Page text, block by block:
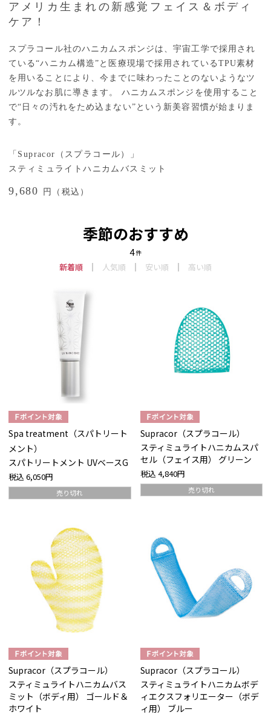
アメリカ生まれの新感覚フェイス＆ボディ
ケア！
スプラコール社のハニカムスポンジは、宇宙工学で採用され
ている“ハニカム構造”と医療現場で採用されているTPU素材
を用いることにより、今までに味わったことのないようなツ
ルツルなお肌に導きます。 ハニカムスポンジを使用すること
で“日々の汚れをため込まない”という新美容習慣が始まりま
す。
「Supracor（スプラコール）」
スティミュライトハニカムバスミット
9,680 円（税込）
季節のおすすめ
4件
新着順 人気順 安い順 高い順
Spa treatment（スパトリート
メント）
スパトリートメント UVベースG
税込 6,050円
売り切れ
Supracor（スプラコール）
スティミュライトハニカムスパ
セル（フェイス用） グリーン
税込 4,840円
売り切れ
Supracor（スプラコール）
スティミュライトハニカムバス
ミット（ボディ用） ゴールド＆
ホワイト
Supracor（スプラコール）
スティミュライトハニカムボデ
ィエクスフォリエーター（ボデ
ィ用） ブルー